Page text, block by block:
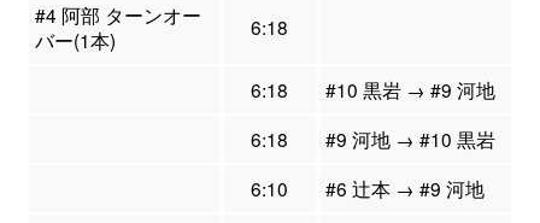
#4 阿部 ターンオー
バー(1本)
6:18
6:18
#10 黒岩 → #9 河地
6:18
#9 河地 → #10 黒岩
6:10
#6 辻本 → #9 河地